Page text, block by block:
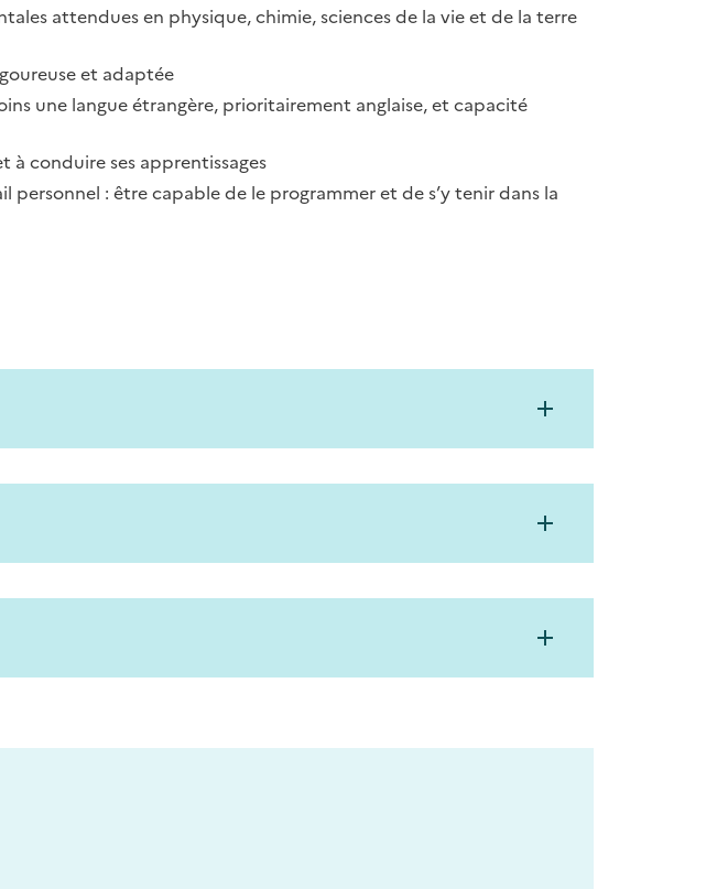
attendues en physique, chimie, sciences de la vie et de la terre
et adaptée
une langue étrangère, prioritairement anglaise, et capacité
à conduire ses apprentissages
: être capable de le programmer et de s’y tenir dans la